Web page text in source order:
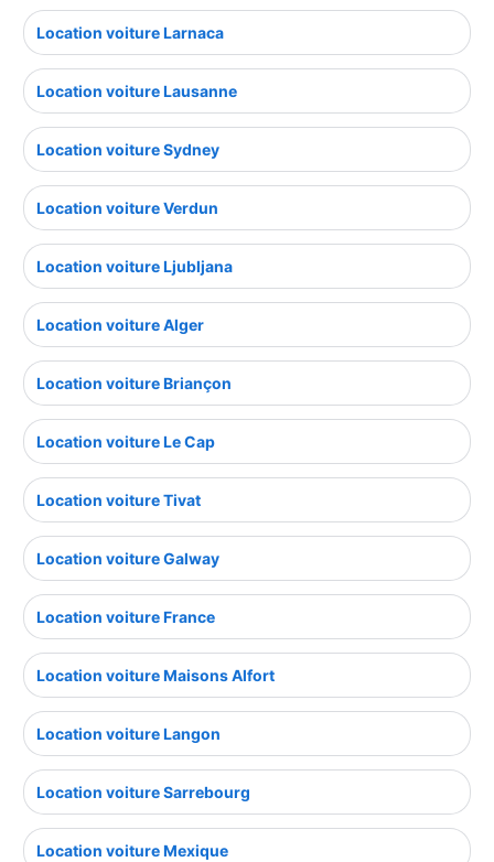
Location voiture Larnaca
Location voiture Lausanne
Location voiture Sydney
Location voiture Verdun
Location voiture Ljubljana
Location voiture Alger
Location voiture Briançon
Location voiture Le Cap
Location voiture Tivat
Location voiture Galway
Location voiture France
Location voiture Maisons Alfort
Location voiture Langon
Location voiture Sarrebourg
Location voiture Mexique